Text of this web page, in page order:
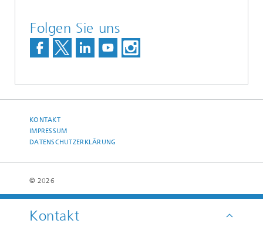
Kontakt
Folgen Sie uns
KONTAKT
IMPRESSUM
DATENSCHUTZERKLÄRUNG
© 2026